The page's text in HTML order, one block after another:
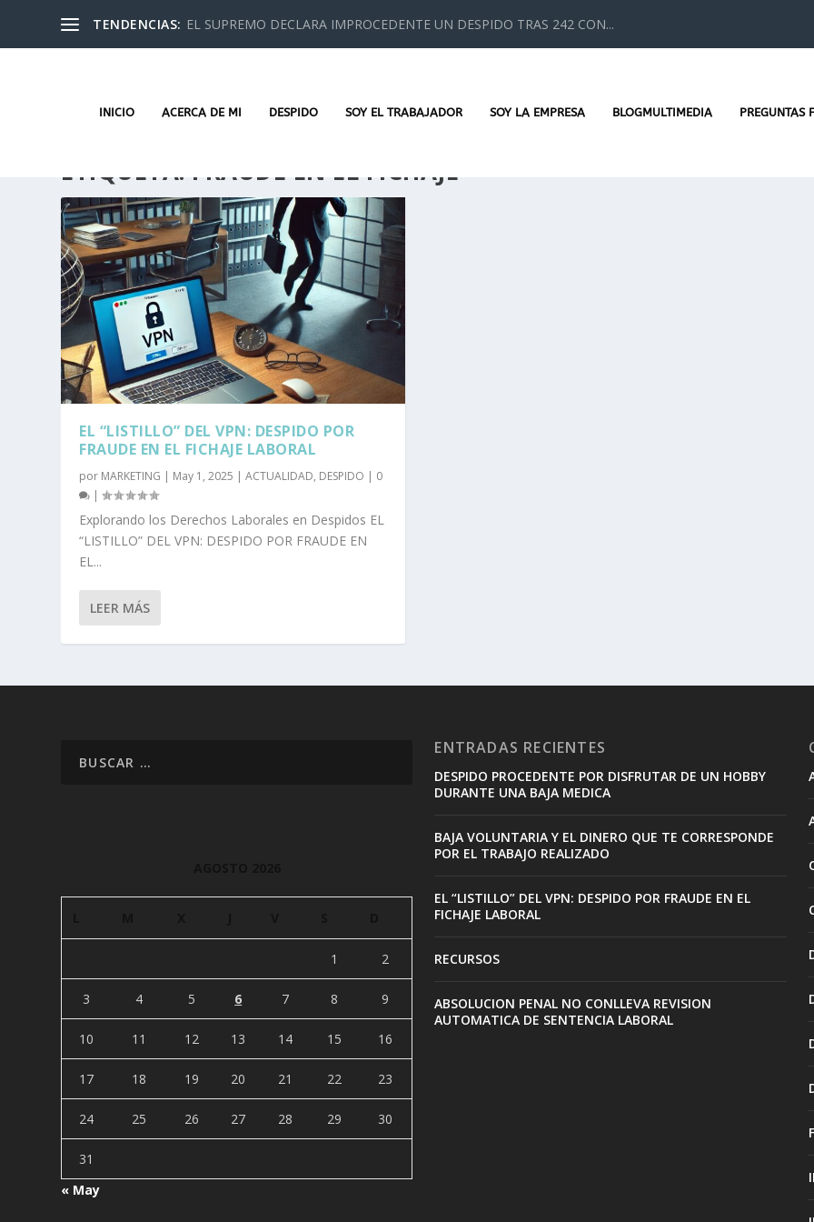
TENDENCIAS: EL SUPREMO DECLARA IMPROCEDENTE UN DESPIDO TRAS 242 CON...
INICIO ACERCA DE MI DESPIDO SOY EL TRABAJADOR SOY LA EMPRESA BLOGMULTIMEDIA PREGUNTAS
ETIQUETA: FRAUDE EN EL FICHAJE
EL “LISTILLO” DEL VPN: DESPIDO POR
FRAUDE EN EL FICHAJE LABORAL
por MARKETING | May 1, 2025 |ACTUALIDAD, DESPIDO | 0
|
Explorando los Derechos Laborales en Despidos EL
“LISTILLO” DEL VPN: DESPIDO POR FRAUDE EN
EL...
LEER MÁS
1 2
3 4 5 6 7 8 9
10 11 12 13 14 15 16
17 18 19 20 21 22 23
24 25 26 27 28 29 30
31
« May
ENTRADAS RECIENTES
DESPIDO PROCEDENTE POR DISFRUTAR DE UN HOBBY
DURANTE UNA BAJA MEDICA
BAJA VOLUNTARIA Y EL DINERO QUE TE CORRESPONDE
POR EL TRABAJO REALIZADO
EL “LISTILLO” DEL VPN: DESPIDO POR FRAUDE EN EL
FICHAJE LABORAL
RECURSOS
ABSOLUCION PENAL NO CONLLEVA REVISION
AUTOMATICA DE SENTENCIA LABORAL